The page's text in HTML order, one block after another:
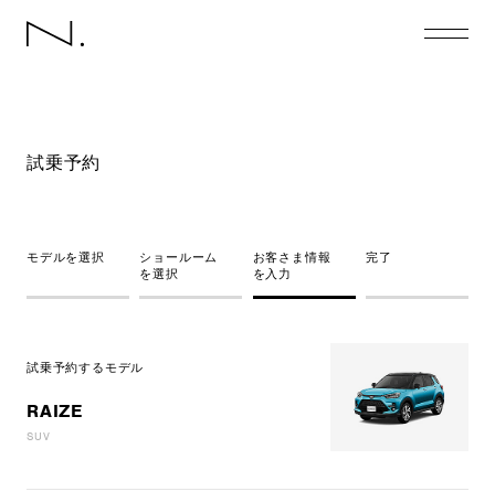
試乗予約
モデルを選択
ショールーム
を選択
お客さま情報
を入力
完了
試乗予約するモデル
RAIZE
SUV